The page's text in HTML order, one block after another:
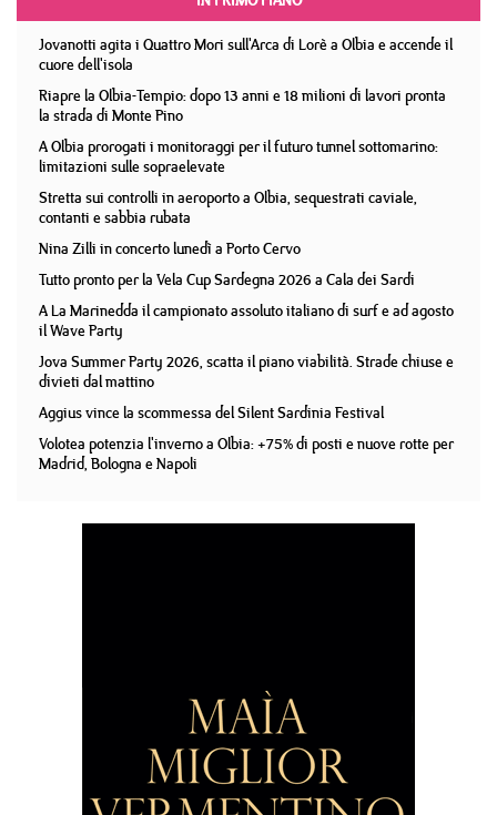
Jovanotti agita i Quattro Mori sull'Arca di Lorè a Olbia e accende il
cuore dell'isola
Riapre la Olbia-Tempio: dopo 13 anni e 18 milioni di lavori pronta
la strada di Monte Pino
A Olbia prorogati i monitoraggi per il futuro tunnel sottomarino:
limitazioni sulle sopraelevate
Stretta sui controlli in aeroporto a Olbia, sequestrati caviale,
contanti e sabbia rubata
Nina Zilli in concerto lunedì a Porto Cervo
Tutto pronto per la Vela Cup Sardegna 2026 a Cala dei Sardi
A La Marinedda il campionato assoluto italiano di surf e ad agosto
il Wave Party
Jova Summer Party 2026, scatta il piano viabilità. Strade chiuse e
divieti dal mattino
Aggius vince la scommessa del Silent Sardinia Festival
Volotea potenzia l'inverno a Olbia: +75% di posti e nuove rotte per
Madrid, Bologna e Napoli